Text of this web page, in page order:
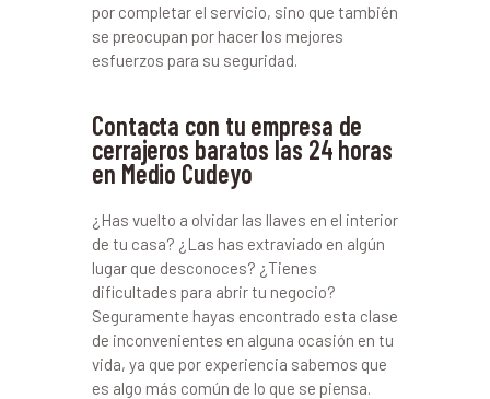
por completar el servicio, sino que también
se preocupan por hacer los mejores
esfuerzos para su seguridad.
Contacta con tu empresa de
cerrajeros baratos las 24 horas
en Medio Cudeyo
¿Has vuelto a olvidar las llaves en el interior
de tu casa? ¿Las has extraviado en algún
lugar que desconoces? ¿Tienes
dificultades para abrir tu negocio?
Seguramente hayas encontrado esta clase
de inconvenientes en alguna ocasión en tu
vida, ya que por experiencia sabemos que
es algo más común de lo que se piensa.